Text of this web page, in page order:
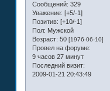
Сообщений: 329
Уважение: [+5/-1]
Позитив: [+10/-1]
Пол: Мужской
Возраст: 50 [1976-06-10]
Провел на форуме:
9 часов 27 минут
Последний визит:
2009-01-21 20:43:49